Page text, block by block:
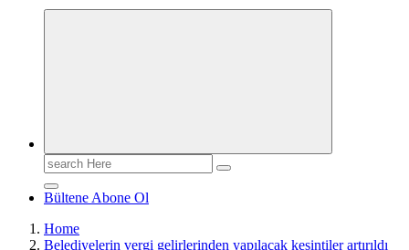
Search
for:
Bültene Abone Ol
Home
Belediyelerin vergi gelirlerinden yapılacak kesintiler artırıldı